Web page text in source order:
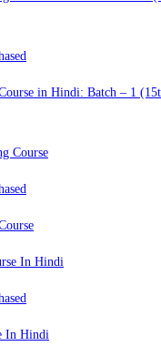
in Hindi: Batch – 1
In Hindi